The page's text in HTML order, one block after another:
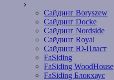
Сайдинг Boryszew
Сайдинг Docke
Сайдинг Nordside
Сайдинг Royal
Сайдинг Ю-Пласт
FaSiding
FaSiding WoodHouse
FaSiding Блокхаус